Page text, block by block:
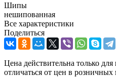
Шипы
нешипованная
Все характеристики
Поделиться
Цена действительна только
отличаться от цен в розничных